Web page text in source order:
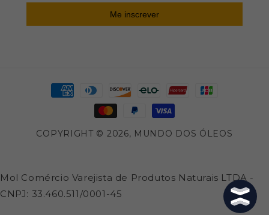
Me inscrever
Formas
COPYRIGHT © 2026, MUNDO DOS ÓLEOS
Mol Comércio Varejista de Produtos Naturais LTDA -
CNPJ: 33.460.511/0001-45